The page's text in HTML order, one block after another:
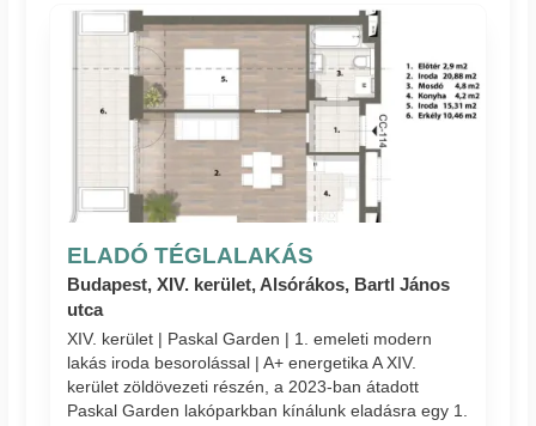
ELADÓ TÉGLALAKÁS
Budapest, XIV. kerület, Alsórákos, Bartl János
utca
XIV. kerület | Paskal Garden | 1. emeleti modern
lakás iroda besorolással | A+ energetika A XIV.
kerület zöldövezeti részén, a 2023-ban átadott
Paskal Garden lakóparkban kínálunk eladásra egy 1.